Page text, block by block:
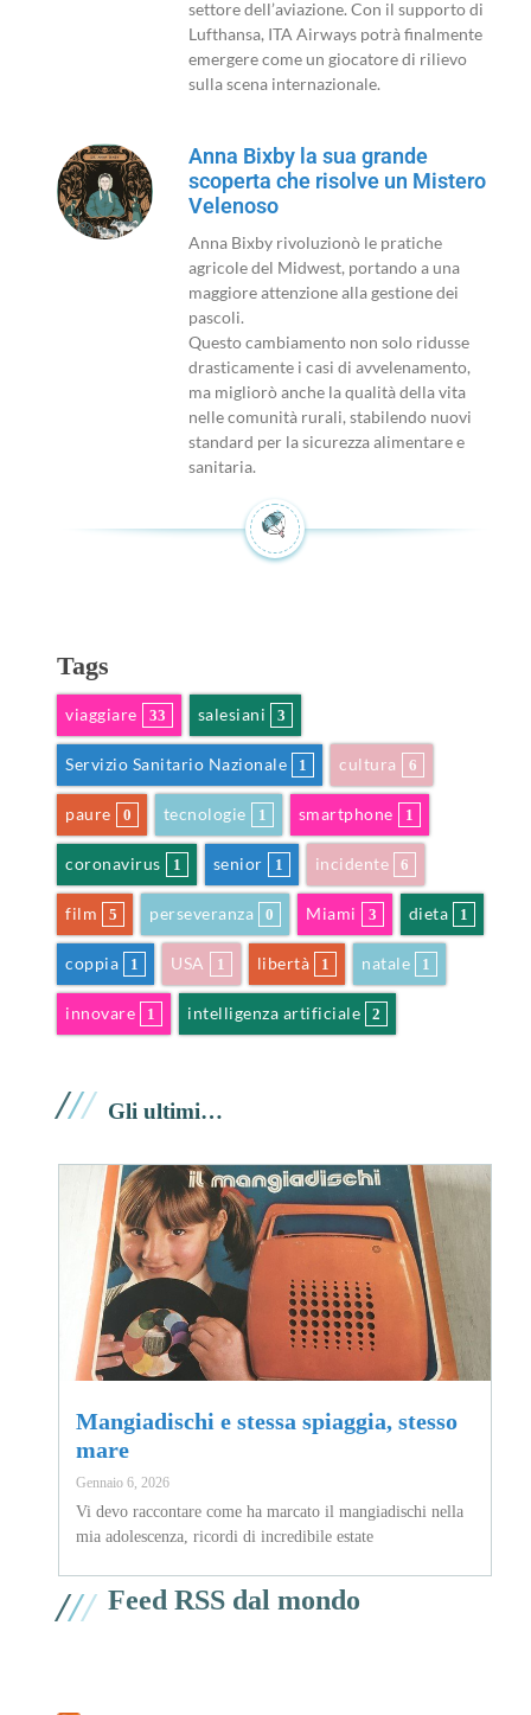
settore dell’aviazione. Con il supporto di
Lufthansa, ITA Airways potrà finalmente
emergere come un giocatore di rilievo
sulla scena internazionale.
Anna Bixby la sua grande
scoperta che risolve un Mistero
Velenoso
Anna Bixby rivoluzionò le pratiche
agricole del Midwest, portando a una
maggiore attenzione alla gestione dei
pascoli.
Questo cambiamento non solo ridusse
drasticamente i casi di avvelenamento,
ma migliorò anche la qualità della vita
nelle comunità rurali, stabilendo nuovi
standard per la sicurezza alimentare e
sanitaria.
Tags
viaggiare 33 salesiani 3
Servizio Sanitario Nazionale 1 cultura 6
paure 0 tecnologie 1 smartphone 1
coronavirus 1 senior 1 incidente 6
film 5 perseveranza 0 Miami 3 dieta 1
coppia 1 USA 1 libertà 1 natale 1
innovare 1 intelligenza artificiale 2
/// Gli ultimi…
Mangiadischi e stessa spiaggia, stesso
mare
Gennaio 6, 2026
Vi devo raccontare come ha marcato il mangiadischi nella
mia adolescenza, ricordi di incredibile estate
/// Feed RSS dal mondo